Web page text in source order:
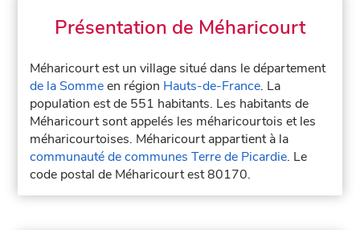
Présentation de Méharicourt
Méharicourt est un village situé dans le département
de la Sommeen région Hauts-de-France. La
population est de 551 habitants. Les habitants de
Méharicourt sont appelés les méharicourtois et les
méharicourtoises. Méharicourt appartient à la
communauté de communes Terre de Picardie. Le
code postal de Méharicourt est 80170.